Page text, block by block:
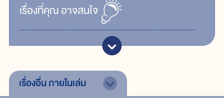
เรื่ิองที่คุณอาจสนใจ
เรื่องอื่นภายในเล่ม